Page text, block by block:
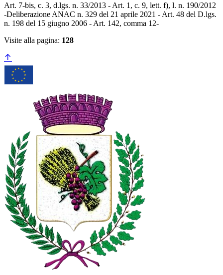
Art. 7-bis, c. 3, d.lgs. n. 33/2013 - Art. 1, c. 9, lett. f), l. n. 190/2012
-Deliberazione ANAC n. 329 del 21 aprile 2021 - Art. 48 del D.lgs.
n. 198 del 15 giugno 2006 - Art. 142, comma 12-
Visite alla pagina: 128